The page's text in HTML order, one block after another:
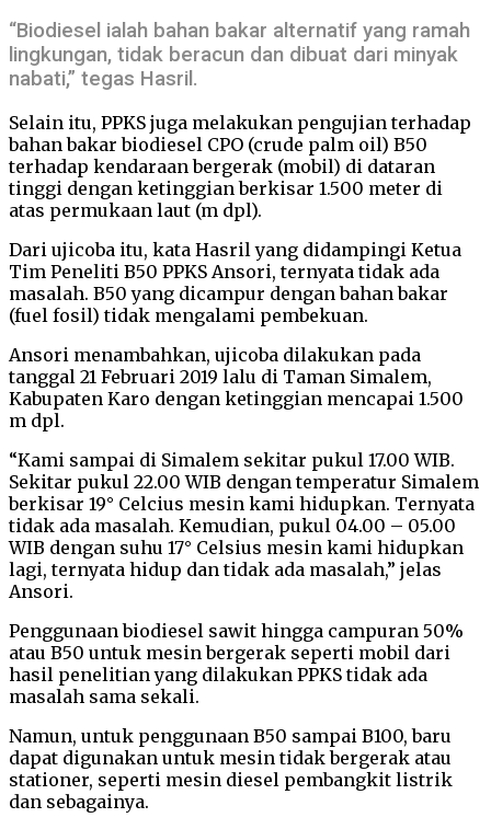
“Biodiesel ialah bahan bakar alternatif yang ramah
lingkungan, tidak beracun dan dibuat dari minyak
nabati,” tegas Hasril.
Selain itu, PPKS juga melakukan pengujian terhadap
bahan bakar biodiesel CPO (crude palm oil) B50
terhadap kendaraan bergerak (mobil) di dataran
tinggi dengan ketinggian berkisar 1.500 meter di
atas permukaan laut (m dpl).
Dari ujicoba itu, kata Hasril yang didampingi Ketua
Tim Peneliti B50 PPKS Ansori, ternyata tidak ada
masalah. B50 yang dicampur dengan bahan bakar
(fuel fosil) tidak mengalami pembekuan.
Ansori menambahkan, ujicoba dilakukan pada
tanggal 21 Februari 2019 lalu di Taman Simalem,
Kabupaten Karo dengan ketinggian mencapai 1.500
m dpl.
“Kami sampai di Simalem sekitar pukul 17.00 WIB.
Sekitar pukul 22.00 WIB dengan temperatur Simalem
berkisar 19° Celcius mesin kami hidupkan. Ternyata
tidak ada masalah. Kemudian, pukul 04.00 – 05.00
WIB dengan suhu 17° Celsius mesin kami hidupkan
lagi, ternyata hidup dan tidak ada masalah,” jelas
Ansori.
Penggunaan biodiesel sawit hingga campuran 50%
atau B50 untuk mesin bergerak seperti mobil dari
hasil penelitian yang dilakukan PPKS tidak ada
masalah sama sekali.
Namun, untuk penggunaan B50 sampai B100, baru
dapat digunakan untuk mesin tidak bergerak atau
stationer, seperti mesin diesel pembangkit listrik
dan sebagainya.